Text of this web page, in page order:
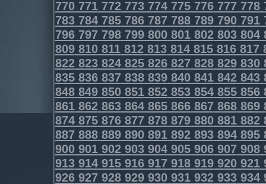
770771772773774775776777778
783784785786787788789790791
796797798799800801802803804
809810811812813814815816817
822823824825826827828829830
835836837838839840841842843
848849850851852853854855856
861862863864865866867868869
874875876877878879880881882
887888889890891892893894895
900901902903904905906907908
913914915916917918919920921
926927928929930931932933934